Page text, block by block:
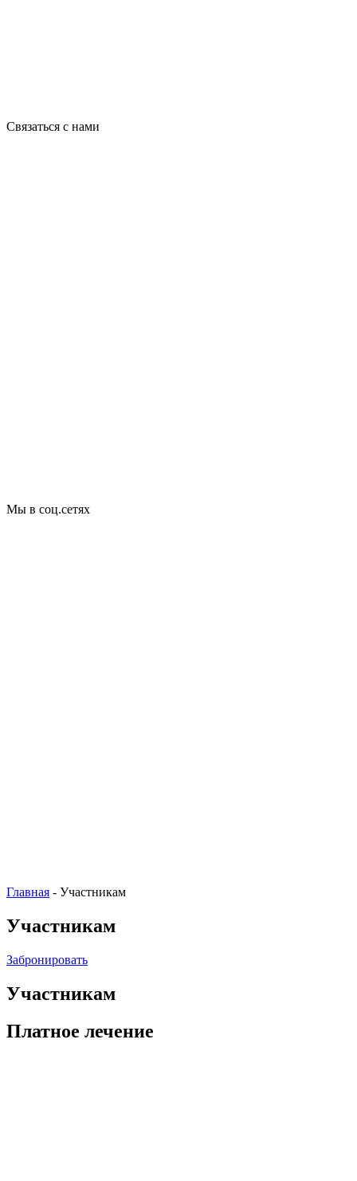
Связаться с нами
Мы в соц.сетях
Главная - Участникам
Участникам
Забронировать
Участникам
Платное лечение